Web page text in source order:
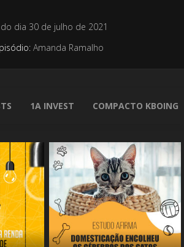
dia 30 de julho de 2021
Amanda Ramalho
1A INVEST COMPACTO KBOING